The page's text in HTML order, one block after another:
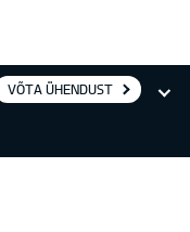
VÕTA ÜHENDUST